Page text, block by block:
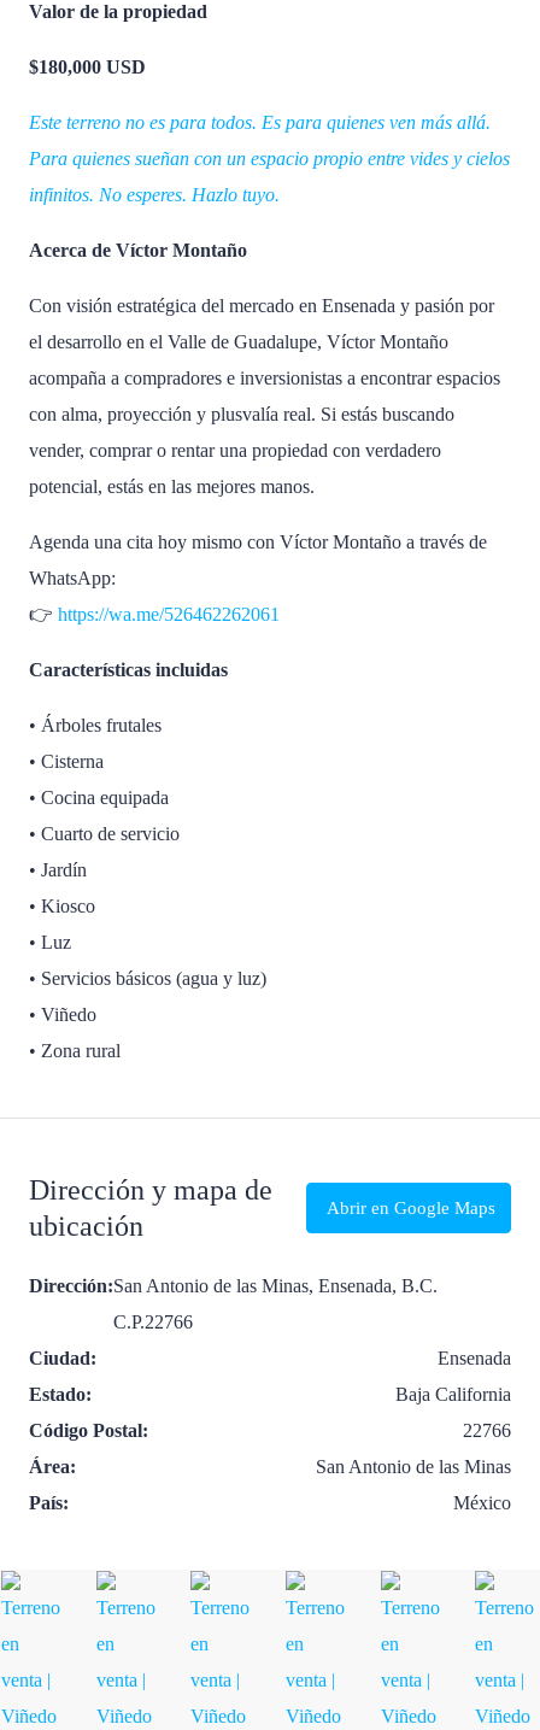
Valor de la propiedad
$180,000 USD
Este terreno no es para todos. Es para quienes ven más allá.
Para quienes sueñan con un espacio propio entre vides y cielos
infinitos. No esperes. Hazlo tuyo.
Acerca de Víctor Montaño
Con visión estratégica del mercado en Ensenada y pasión por
el desarrollo en el Valle de Guadalupe, Víctor Montaño
acompaña a compradores e inversionistas a encontrar espacios
con alma, proyección y plusvalía real. Si estás buscando
vender, comprar o rentar una propiedad con verdadero
potencial, estás en las mejores manos.
Agenda una cita hoy mismo con Víctor Montaño a través de
WhatsApp:
👉 https://wa.me/526462262061
Características incluidas
• Árboles frutales
• Cisterna
• Cocina equipada
• Cuarto de servicio
• Jardín
• Kiosco
• Luz
• Servicios básicos (agua y luz)
• Viñedo
• Zona rural
Dirección y mapa de
ubicación
Abrir en Google Maps
Dirección:San Antonio de las Minas, Ensenada, B.C.
C.P.22766
Ciudad:
Ensenada
Estado:
Baja California
Código Postal:
22766
Área:
San Antonio de las Minas
País:
México